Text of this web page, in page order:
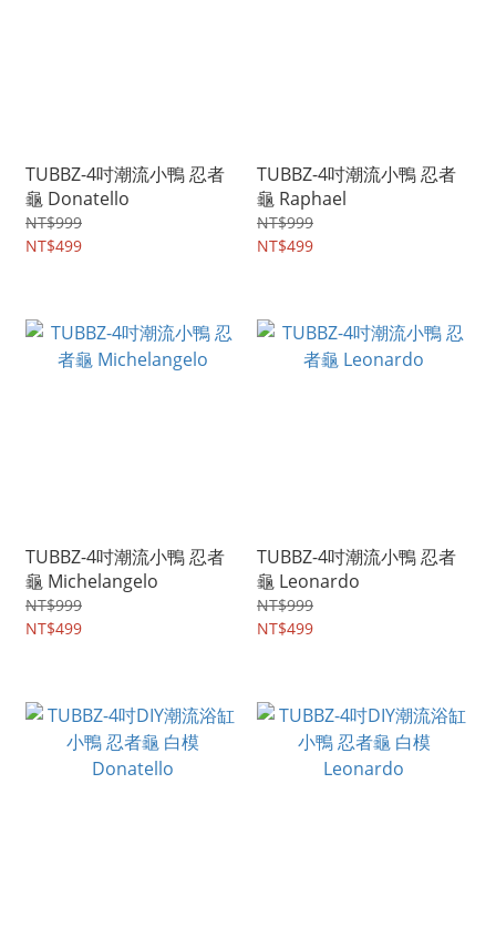
TUBBZ-4吋潮流小鴨 忍者
龜 Donatello
NT$999
NT$499
TUBBZ-4吋潮流小鴨 忍者
龜 Raphael
NT$999
NT$499
TUBBZ-4吋潮流小鴨 忍者
龜 Michelangelo
NT$999
NT$499
TUBBZ-4吋潮流小鴨 忍者
龜 Leonardo
NT$999
NT$499